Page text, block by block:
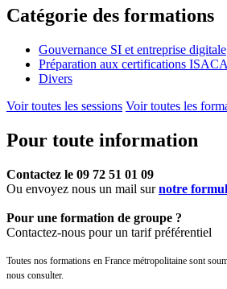
Catégorie des formations
Gouvernance SI et entreprise digitale
Préparation aux certifications ISACA
Divers
Voir toutes les sessions Voir toutes les
Pour toute information
Contactez le 09 72 51 01 09
Ou envoyez nous un mail surnotre
Pour une formation de groupe ?
Contactez-nous pour un tarif préférentiel
Toutes nos formations en France métropolitaine sont
nous consulter.